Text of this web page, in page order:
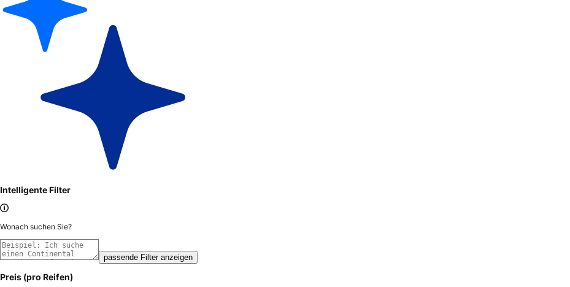
Intelligente Filter
Wonach suchen Sie?
passende Filter anzeigen
Preis (pro Reifen)